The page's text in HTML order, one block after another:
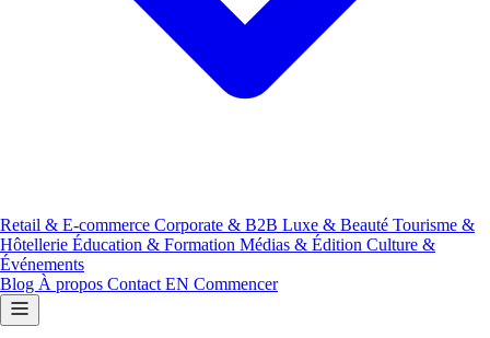
Retail & E-commerce Corporate & B2B Luxe & Beauté Tourisme &
Hôtellerie Éducation & Formation Médias & Édition Culture &
Événements
Blog À propos Contact EN Commencer